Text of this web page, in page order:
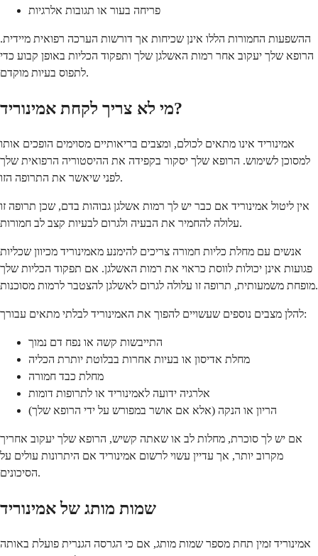
פריחה בעור או תגובות אלרגיות
ההשפעות החמורות הללו אינן שכיחות אך דורשות הערכה רפואית מיידית.
הרופא שלך יעקוב אחר רמות האשלגן שלך ותפקוד הכליות באופן קבוע כדי
לתפוס בעיות מוקדם.
מי לא צריך לקחת אמינוריד?
אמינוריד אינו מתאים לכולם, ומצבים בריאותיים מסוימים הופכים אותו
למסוכן לשימוש. הרופא שלך יסקור בקפידה את ההיסטוריה הרפואית שלך
לפני שיאשר את התרופה הזו.
אין ליטול אמינוריד אם כבר יש לך רמות אשלגן גבוהות בדם, שכן תרופה זו
עלולה להחמיר את הבעיה ולגרום לבעיות קצב לב חמורות.
אנשים עם מחלת כליות חמורה צריכים להימנע מאמינוריד מכיוון שכליות
פגועות אינן יכולות לווסת כראוי את רמות האשלגן. אם תפקוד הכליות שלך
מופחת משמעותית, תרופה זו עלולה לגרום לאשלגן להצטבר לרמות מסוכנות.
להלן מצבים נוספים שעשויים להפוך את האמינוריד לבלתי מתאים עבורך:
התייבשות קשה או נפח דם נמוך
מחלת אדיסון או בעיות אחרות בבלוטת יותרת הכליה
מחלת כבד חמורה
אלרגיה ידועה לאמינוריד או לתרופות דומות
הריון או הנקה (אלא אם אושר במפורש על ידי הרופא שלך)
אם יש לך סוכרת, מחלות לב או שאתה קשיש, הרופא שלך יעקוב אחריך
מקרוב יותר, אך עדיין עשוי לרשום אמינוריד אם היתרונות עולים על
הסיכונים.
שמות מותג של אמינוריד
אמינוריד זמין תחת מספר שמות מותג, אם כי הגרסה הגנרית פועלת באותה